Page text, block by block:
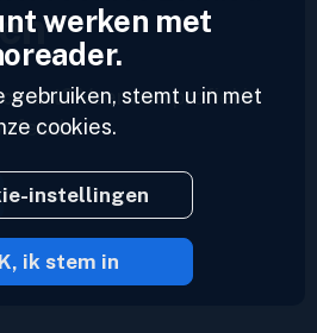
Voer een profiel in
feeds.
© Inoreader
werken met
gebruiken, stemt u in met
cookies.
instellingen
ik stem in